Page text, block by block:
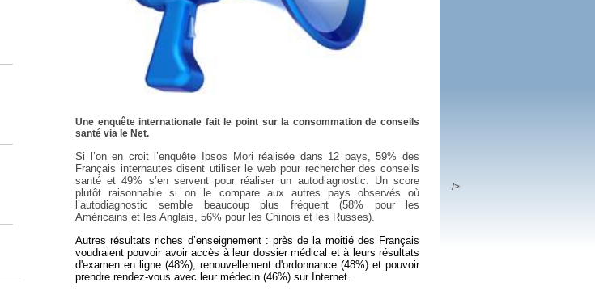
Une enquête internationale fait le point sur la consommation de conseils
santé via le Net.
Si l’on en croit l’enquête Ipsos Mori réalisée dans 12 pays, 59% des
Français internautes disent utiliser le web pour rechercher des conseils
santé et 49% s’en servent pour réaliser un autodiagnostic. Un score
plutôt raisonnable si on le compare aux autres pays observés où
l’autodiagnostic semble beaucoup plus fréquent (58% pour les
Américains et les Anglais, 56% pour les Chinois et les Russes).
Autres résultats riches d’enseignement : près de la moitié des Français
voudraient pouvoir avoir accès à leur dossier médical et à leurs résultats
d'examen en ligne (48%), renouvellement d'ordonnance (48%) et pouvoir
prendre rendez-vous avec leur médecin (46%) sur Internet.
/>